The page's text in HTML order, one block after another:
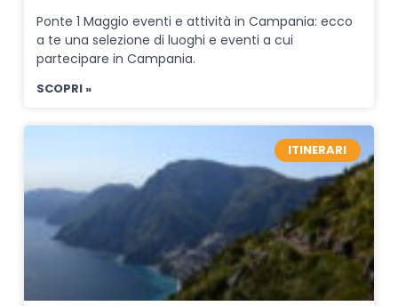
Ponte 1 Maggio eventi e attività in Campania: ecco
a te una selezione di luoghi e eventi a cui
partecipare in Campania.
SCOPRI »
ITINERARI